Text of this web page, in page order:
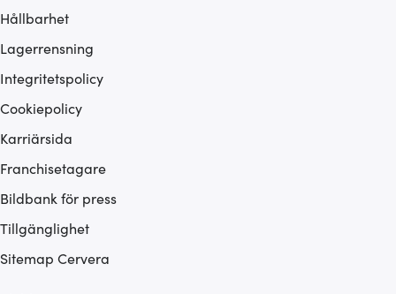
Hållbarhet
Lagerrensning
Integritetspolicy
Cookiepolicy
Karriärsida
Franchisetagare
Bildbank för press
Tillgänglighet
Sitemap Cervera